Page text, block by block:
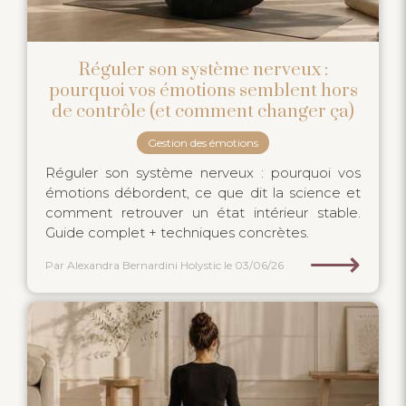
Réguler son système nerveux :
pourquoi vos émotions semblent hors
de contrôle (et comment changer ça)
Gestion des émotions
Réguler son système nerveux : pourquoi vos
émotions débordent, ce que dit la science et
comment retrouver un état intérieur stable.
Guide complet + techniques concrètes.
Par Alexandra Bernardini Holystic le 03/06/26 ⟶